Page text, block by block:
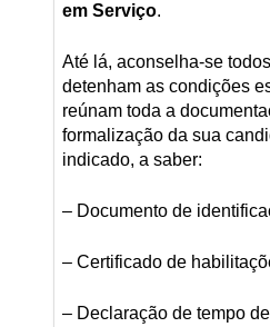
em Serviço.
Até lá, aconselha-se
detenham as condições
reúnam toda a
formalização da sua
indicado, a saber:
– Documento de
– Certificado de
– Declaração de tempo